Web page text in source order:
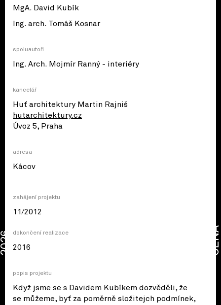
MgA. David Kubík
Ing. arch. Tomáš Kosnar
spoluautoři
Ing. Arch. Mojmír Ranný - interiéry
kancelář
Huť architektury Martin Rajniš
hutarchitektury.cz
Úvoz 5, Praha
adresa
Kácov
zahájení projektu
11/2012
dokončení realizace
2016
popis projektu
Když jsme se s Davidem Kubíkem dozvěděli, že
se můžeme, byť za poměrně složitejch podmínek,
2026 CENA